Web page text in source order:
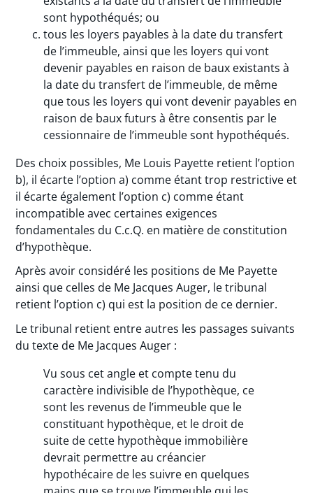
sont hypothéqués; ou
tous les loyers payables à la date du transfert
de l’immeuble, ainsi que les loyers qui vont
devenir payables en raison de baux existants à
la date du transfert de l’immeuble, de même
que tous les loyers qui vont devenir payables en
raison de baux futurs à être consentis par le
cessionnaire de l’immeuble sont hypothéqués.
Des choix possibles, Me Louis Payette retient l’option
b), il écarte l’option a) comme étant trop restrictive et
il écarte également l’option c) comme étant
incompatible avec certaines exigences
fondamentales du C.c.Q. en matière de constitution
d’hypothèque.
Après avoir considéré les positions de Me Payette
ainsi que celles de Me Jacques Auger, le tribunal
retient l’option c) qui est la position de ce dernier.
Le tribunal retient entre autres les passages suivants
du texte de Me Jacques Auger :
Vu sous cet angle et compte tenu du
caractère indivisible de l’hypothèque, ce
sont les revenus de l’immeuble que le
constituant hypothèque, et le droit de
suite de cette hypothèque immobilière
devrait permettre au créancier
hypothécaire de les suivre en quelques